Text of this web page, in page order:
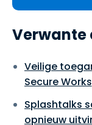
Verwante
Veilige
Secure
Splashtalks
opnieuw